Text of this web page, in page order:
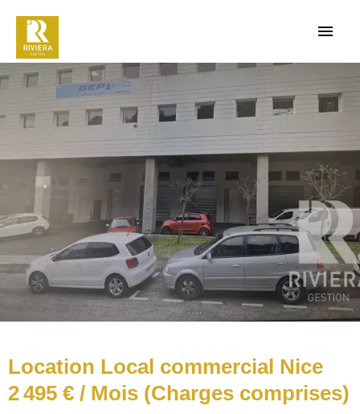
Location Local commercial Nice
2 495 € / Mois (Charges comprises)